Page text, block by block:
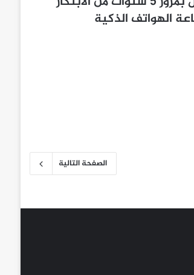
الهواتف الذكية
الصفحة التالية